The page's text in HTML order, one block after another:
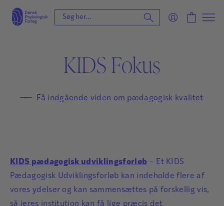
KIDS Fokus
Få indgående viden om pædagogisk kvalitet
KIDS pædagogisk udviklingsforløb – Et KIDS
Pædagogisk Udviklingsforløb kan indeholde flere af
vores ydelser og kan sammensættes på forskellig vis,
så jeres institution kan få lige præcis det